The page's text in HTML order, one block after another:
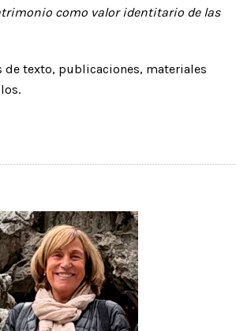
como valor identitario de las
de texto, publicaciones, materiales